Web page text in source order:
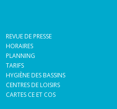
REVUE DE PRESSE
HORAIRES
PLANNING
TARIFS
HYGIÈNE DES BASSINS
CENTRES DE LOISIRS
CARTES CE ET COS